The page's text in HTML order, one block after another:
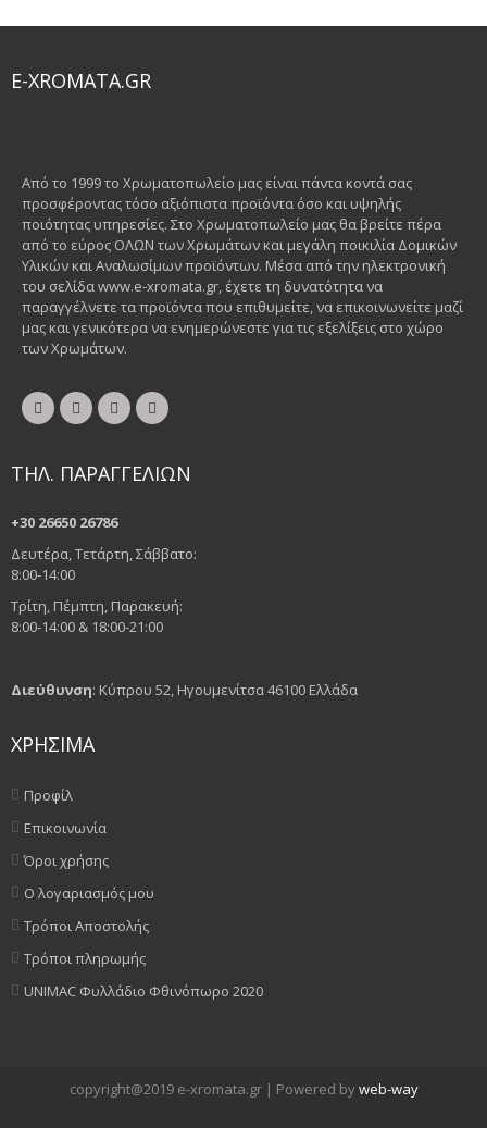
E-XROMATA.GR
Από το 1999 το Χρωματοπωλείο μας είναι πάντα κοντά σας
προσφέροντας τόσο αξιόπιστα προϊόντα όσο και υψηλής
ποιότητας υπηρεσίες. Στο Χρωματοπωλείο μας θα βρείτε πέρα
από το εύρος ΟΛΩΝ των Χρωμάτων και μεγάλη ποικιλία Δομικών
Υλικών και Αναλωσίμων προϊόντων. Μέσα από την ηλεκτρονική
του σελίδα www.e-xromata.gr, έχετε τη δυνατότητα να
παραγγέλνετε τα προϊόντα που επιθυμείτε, να επικοινωνείτε μαζί
μας και γενικότερα να ενημερώνεστε για τις εξελίξεις στο χώρο
των Χρωμάτων.
ΤΗΛ. ΠΑΡΑΓΓΕΛΙΩΝ
+30 26650 26786
Δευτέρα, Τετάρτη, Σάββατο:
8:00-14:00
Τρίτη, Πέμπτη, Παρακευή:
8:00-14:00 & 18:00-21:00
Διεύθυνση: Κύπρου 52, Ηγουμενίτσα 46100 Ελλάδα
ΧΡΗΣΙΜΑ
Προφίλ
Επικοινωνία
Όροι χρήσης
Ο λογαριασμός μου
Τρόποι Αποστολής
Τρόποι πληρωμής
UNIMAC Φυλλάδιο Φθινόπωρο 2020
copyright@2019 e-xromata.gr | Powered byweb-way